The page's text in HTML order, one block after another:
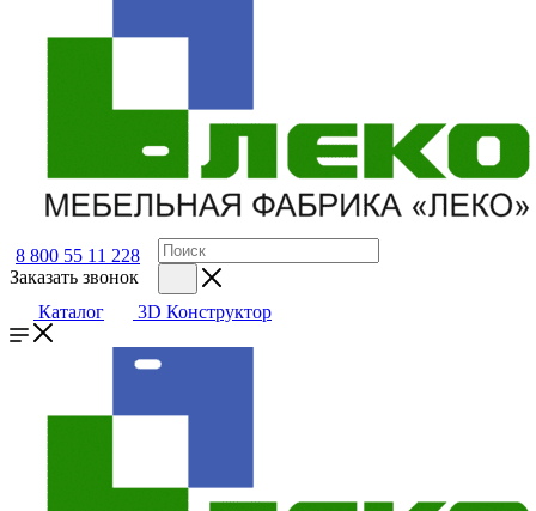
8 800 55 11 228
Заказать звонок
Каталог
3D Конструктор